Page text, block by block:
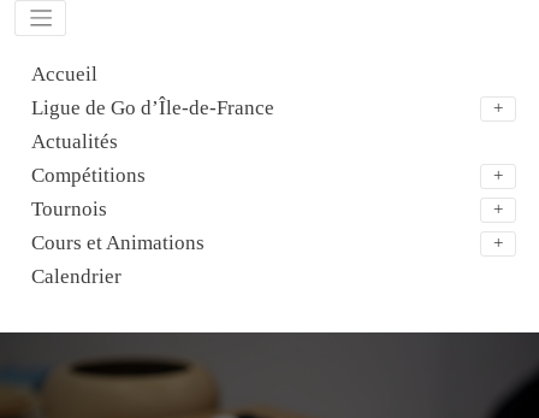
Accueil
Ligue de Go d’Île-de-France
Actualités
Compétitions
Tournois
Cours et Animations
Calendrier